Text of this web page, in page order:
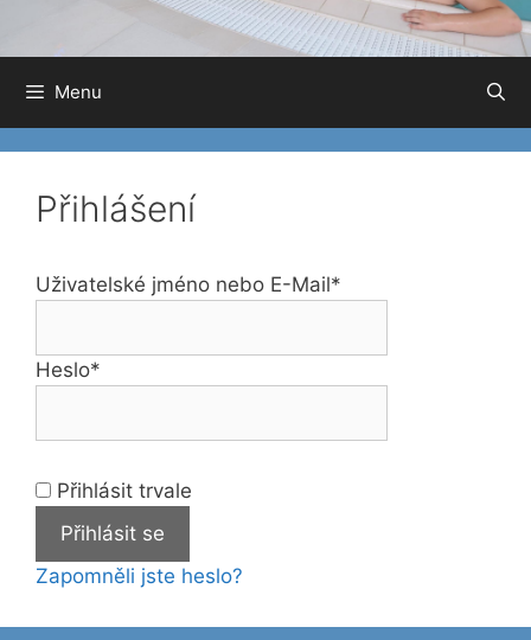
Menu
Přihlášení
Uživatelské jméno nebo E-Mail*
Heslo*
Přihlásit trvale
Zapomněli jste heslo?